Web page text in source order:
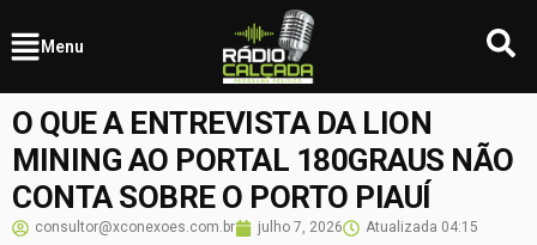
Menu
O QUE A ENTREVISTA DA LION
MINING AO PORTAL 180GRAUS NÃO
CONTA SOBRE O PORTO PIAUÍ
consultor@xconexoes.com.br julho 7, 2026 Atualizada 04:15